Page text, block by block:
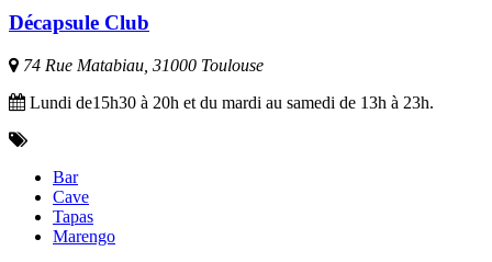
Décapsule Club
74 Rue Matabiau, 31000 Toulouse
Lundi de15h30 à 20h et du mardi au samedi de 13h à 23h.
Bar
Cave
Tapas
Marengo